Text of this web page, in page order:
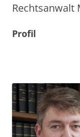
Rechtsanwalt
Profil